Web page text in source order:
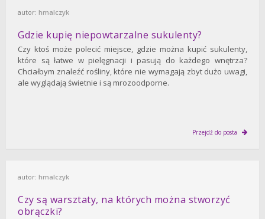
autor: hmalczyk
Gdzie kupię niepowtarzalne sukulenty?
Czy ktoś może polecić miejsce, gdzie można kupić sukulenty,
które są łatwe w pielęgnacji i pasują do każdego wnętrza?
Chciałbym znaleźć rośliny, które nie wymagają zbyt dużo uwagi,
ale wyglądają świetnie i są mrozoodporne.
Przejdź do posta
autor: hmalczyk
Czy są warsztaty, na których można stworzyć
obrączki?